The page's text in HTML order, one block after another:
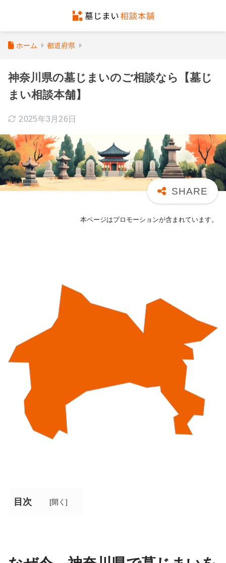
ホーム 都道府県
神奈川県の墓じまいのご相談なら【墓じ
まい相談本舗】
2025年3月26日
本ページはプロモーションが含まれています。
目次 [開く ]